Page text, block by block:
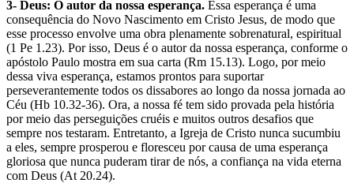
3- Deus: O autor da nossa esperança. Essa esperança é uma
consequência do Novo Nascimento em Cristo Jesus, de modo que
esse processo envolve uma obra plenamente sobrenatural, espiritual
(1 Pe 1.23). Por isso, Deus é o autor da nossa esperança, conforme o
apóstolo Paulo mostra em sua carta (Rm 15.13). Logo, por meio
dessa viva esperança, estamos prontos para suportar
perseverantemente todos os dissabores ao longo da nossa jornada ao
Céu (Hb 10.32-36). Ora, a nossa fé tem sido provada pela história
por meio das perseguições cruéis e muitos outros desafios que
sempre nos testaram. Entretanto, a Igreja de Cristo nunca sucumbiu
a eles, sempre prosperou e floresceu por causa de uma esperança
gloriosa que nunca puderam tirar de nós, a confiança na vida eterna
com Deus (At 20.24).